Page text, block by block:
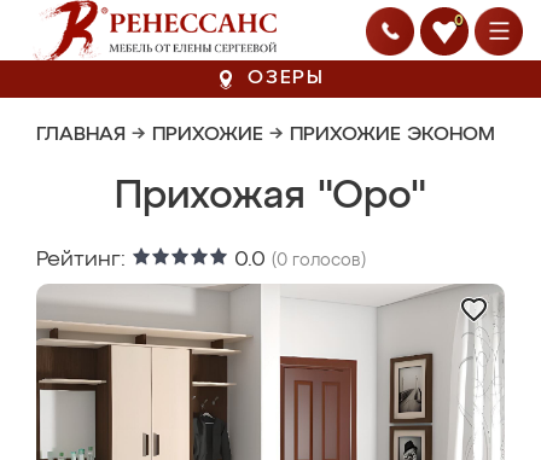
0
ОЗЕРЫ
ГЛАВНАЯ → ПРИХОЖИЕ → ПРИХОЖИЕ ЭКОНОМ
Прихожая "Оро"
Рейтинг: 0.0 (0 голосов)